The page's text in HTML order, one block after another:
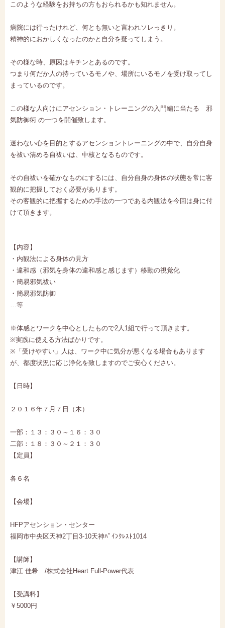
このような経験をお持ちの方もおられるかも知れません。
病院には行ったけれど、何とも無いと言われソレっきり。
精神的におかしくなったのかと自分を疑ってしまう。
その様な時、原因はキチンとあるのです。
つまり何だか人の持っているモノや、場所にいるモノを受け取ってし
まっているのです。
この様な人向けにアセンション・トレーニングの入門編に当たる 邪
気防御術 の一つを開催致します。
迷わない心を目的とするアセンショントレーニングの中で、自分自身
を祓い清める自祓いは、中核となるものです。
その自祓いを確かなものにするには、自分自身の身体の状態を常に客
観的に把握しておく必要があります。
その客観的に把握するための手法の一つである内観法を今回は身に付
けて頂きます。
【内容】
・内観法による身体の見方
・違和感（邪気を身体の違和感と感じます）移動の視覚化
・簡易邪気祓い
・簡易邪気防御
…等
※体感とワークを中心としたもので2人1組で行って頂きます。
※実践に使える方法ばかりです。
※「受けやすい」人は、ワーク中に気分が悪くなる場合もあります
が、都度状況に応じ浄化を致しますのでご安心ください。
【日時】
２０１６年７月７日（木）
一部：１３：３０～１６：３０
二部：１８：３０～２１：３０
【定員】
各６名
【会場】
HFPアセンション・センター
福岡市中央区天神2丁目3-10天神ﾊﾟｲﾝｸﾚｽﾄ1014
【講師】
津江 佳希 /株式会社Heart Full-Power代表
【受講料】
￥5000円